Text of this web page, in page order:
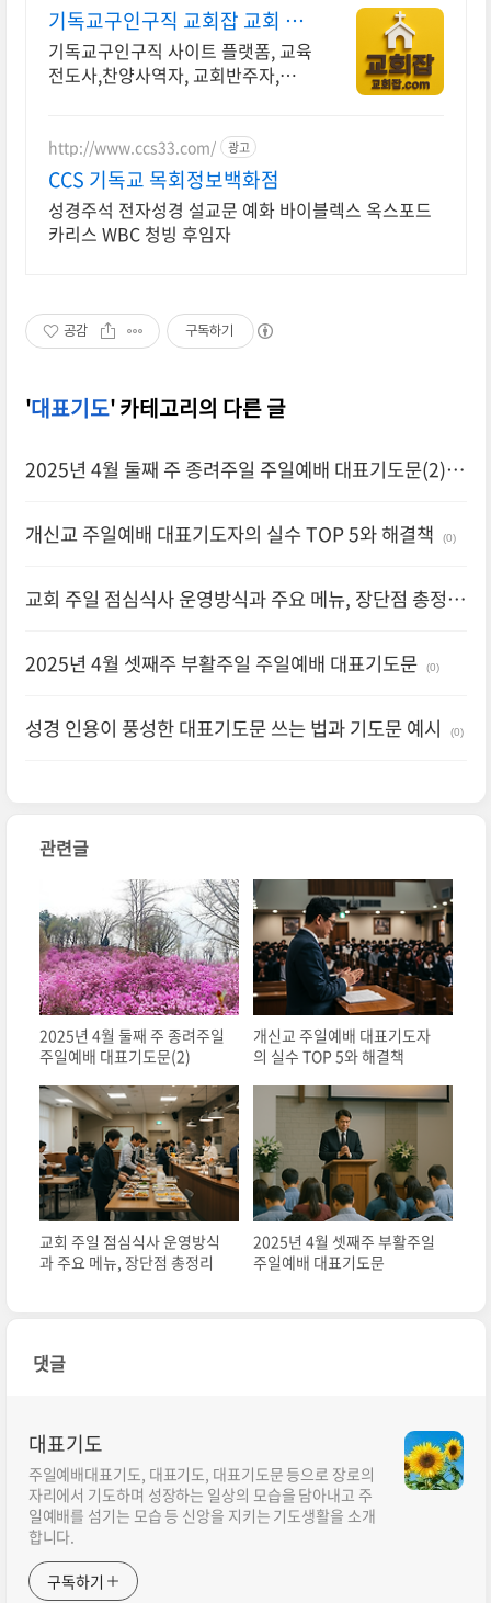
기독교구인구직 교회잡 교회 구
인구직 플랫폼
기독교구인구직 사이트 플랫폼, 교육
전도사,찬양사역자, 교회반주자,성가
가능
http://www.ccs33.com/ 광고
CCS 기독교 목회정보백화점
성경주석 전자성경 설교문 예화 바이블렉스 옥스포드
카리스 WBC 청빙 후임자
공감 구독하기
'대표기도' 카테고리의 다른 글
2025년 4월 둘째 주 종려주일 주일예배 대표기도문(2)
개신교 주일예배 대표기도자의 실수 TOP 5와 해결책 (0)
교회 주일 점심식사 운영방식과 주요 메뉴, 장단점 총정리
2025년 4월 셋째주 부활주일 주일예배 대표기도문 (0)
성경 인용이 풍성한 대표기도문 쓰는 법과 기도문 예시 (0)
관련글
2025년 4월 둘째 주 종려주일
주일예배 대표기도문(2)
개신교 주일예배 대표기도자
의 실수 TOP 5와 해결책
교회 주일 점심식사 운영방식
과 주요 메뉴, 장단점 총정리
2025년 4월 셋째주 부활주일
주일예배 대표기도문
댓글
대표기도
주일예배대표기도, 대표기도, 대표기도문 등으로 장로의
자리에서 기도하며 성장하는 일상의 모습을 담아내고 주
일예배를 섬기는 모습 등 신앙을 지키는 기도생활을 소개
합니다.
구독하기